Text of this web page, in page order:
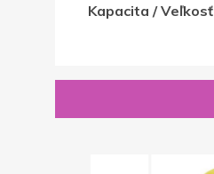
Kapacita / Veľkosť